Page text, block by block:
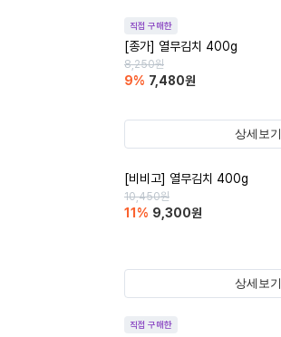
직접 구매한
[종가] 열무김치 400g
8,250원
9% 7,480원
상세보기
[비비고] 열무김치 400g
10,450원
11 % 9,300원
상세보기
직접 구매한